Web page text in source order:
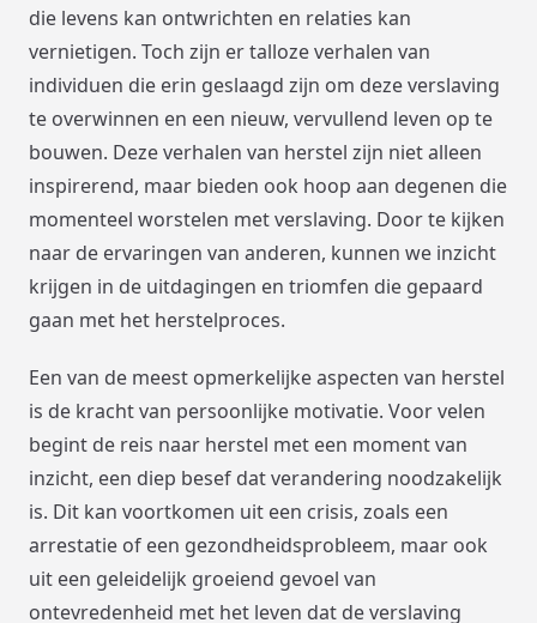
die levens kan ontwrichten en relaties kan
vernietigen. Toch zijn er talloze verhalen van
individuen die erin geslaagd zijn om deze verslaving
te overwinnen en een nieuw, vervullend leven op te
bouwen. Deze verhalen van herstel zijn niet alleen
inspirerend, maar bieden ook hoop aan degenen die
momenteel worstelen met verslaving. Door te kijken
naar de ervaringen van anderen, kunnen we inzicht
krijgen in de uitdagingen en triomfen die gepaard
gaan met het herstelproces.
Een van de meest opmerkelijke aspecten van herstel
is de kracht van persoonlijke motivatie. Voor velen
begint de reis naar herstel met een moment van
inzicht, een diep besef dat verandering noodzakelijk
is. Dit kan voortkomen uit een crisis, zoals een
arrestatie of een gezondheidsprobleem, maar ook
uit een geleidelijk groeiend gevoel van
ontevredenheid met het leven dat de verslaving